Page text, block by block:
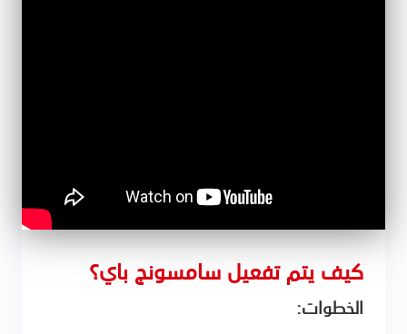
كيف يتم تفعيل سامسونج باي؟
الخطوات: